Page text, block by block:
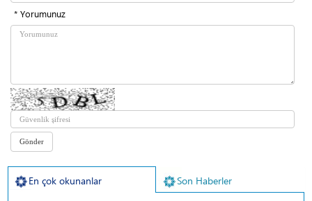
* Yorumunuz
En çok okunanlar Son Haberler